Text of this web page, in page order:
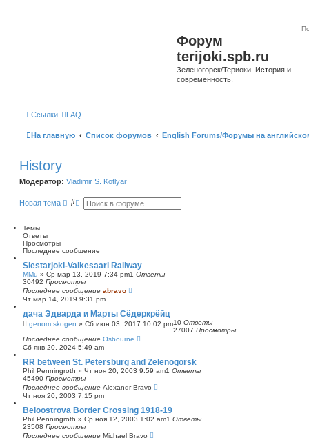
Форум
terijoki.spb.ru
Зеленогорск/Териоки. История и
современность.
Ссылки FAQ
На главную Список форумов English Forums/Форумы на
History
Модератор: Vladimir S. Kotlyar
Новая тема
П Р
е
н
ы
й
п
о
с
к
Темы
Ответы
Просмотры
Последнее сообщение
Siestarjoki-Valkesaari Railway
MMu » Ср мар 13, 2019 7:34 pm1 Ответы
30492 Просмотры
Последнее сообщение abravo
Чт мар 14, 2019 9:31 pm
дача Эдварда и Марты Сёдеркрёйц
genom.skogen » Сб июн 03, 2017 10:02 pm10 Ответы
27007 Просмотры
Последнее сообщение Osbourne
Сб янв 20, 2024 5:49 am
RR between St. Petersburg and Zelenogorsk
Phil Penningroth » Чт ноя 20, 2003 9:59 am1 Ответы
45490 Просмотры
Последнее сообщение Alexandr Bravo
Чт ноя 20, 2003 7:15 pm
Beloostrova Border Crossing 1918-19
Phil Penningroth » Ср ноя 12, 2003 1:02 am1 Ответы
23508 Просмотры
Последнее сообщение Michael Bravo